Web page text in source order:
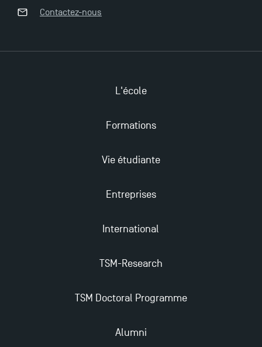
Contactez-nous
L'école
Formations
Vie étudiante
Entreprises
International
TSM-Research
TSM Doctoral Programme
Alumni